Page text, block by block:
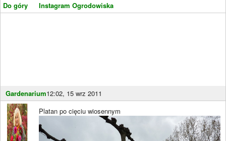
Do góry
Instagram Ogrodowiska
Gardenarium12:02, 15 wrz 2011
Platan po cięciu wiosennym